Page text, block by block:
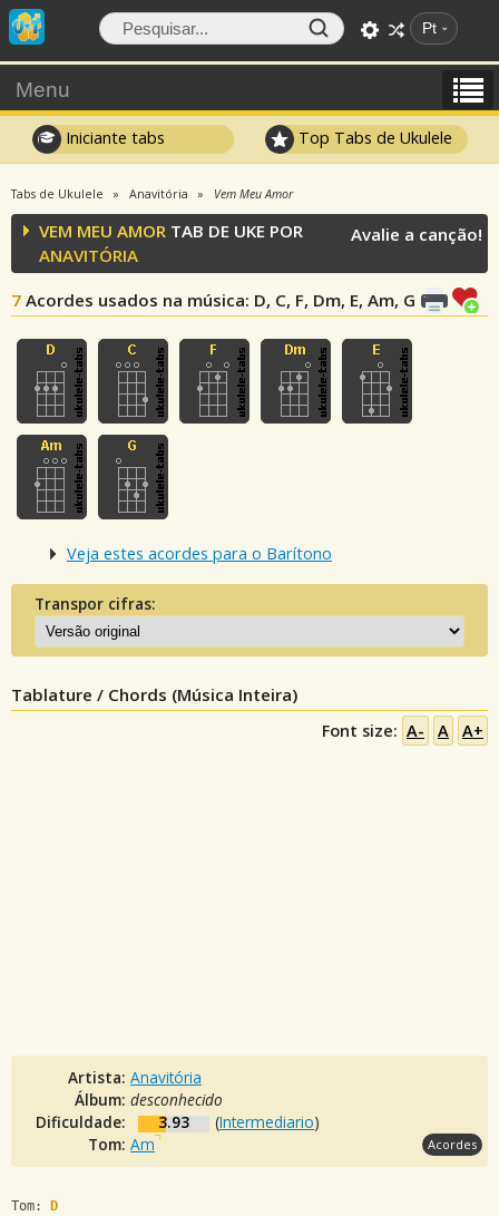
Pt
Menu
Iniciante tabs Top Tabs de Ukulele
Tabs de Ukulele Anavitória Vem Meu Amor
VEM MEU AMOR TAB DE UKE POR
ANAVITÓRIA
7 Acordes usados na música: D, C, F, Dm, E, Am, G
Avalie a canção!
Veja estes acordes para o Barítono
Transpor cifras:
Tablature / Chords (Música Inteira)
Font size: A- A A+
Artista: Anavitória
Álbum: desconhecido
Dificuldade:
3.93 (Intermediario)
Tom: Am Acordes
Tom:
D